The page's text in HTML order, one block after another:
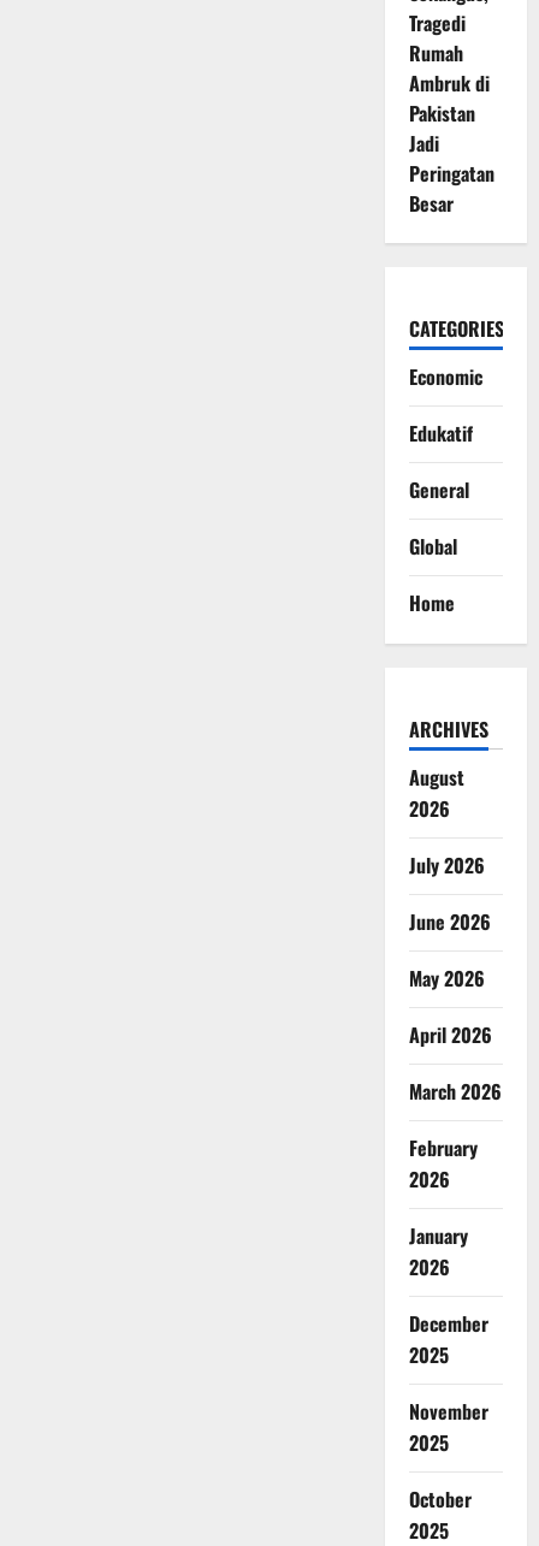
Tragedi
Rumah
Ambruk di
Pakistan
Jadi
Peringatan
Besar
CATEGORIES
Economic
Edukatif
General
Global
Home
ARCHIVES
August
2026
July 2026
June 2026
May 2026
April 2026
March 2026
February
2026
January
2026
December
2025
November
2025
October
2025